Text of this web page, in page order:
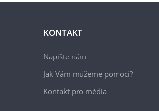
KONTAKT
Napište nám
Jak Vám můžeme pomoci?
Kontakt pro média